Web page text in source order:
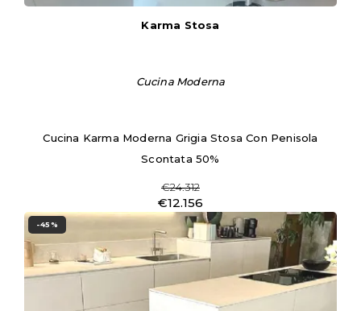
Karma Stosa
Cucina Moderna
Cucina Karma Moderna Grigia Stosa Con Penisola
Scontata 50%
€24.312
€12.156
-45%